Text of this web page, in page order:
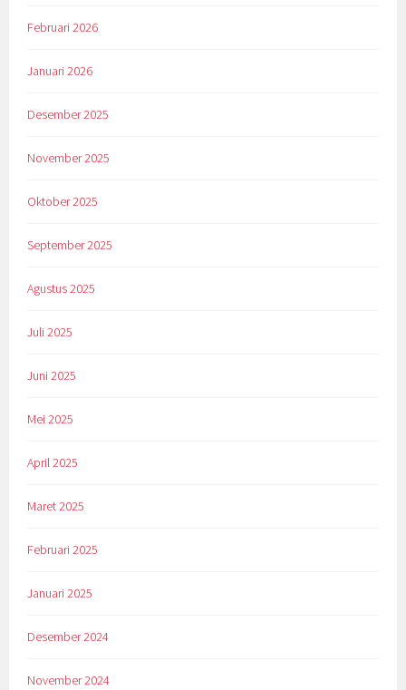
Februari 2026
Januari 2026
Desember 2025
November 2025
Oktober 2025
September 2025
Agustus 2025
Juli 2025
Juni 2025
Mei 2025
April 2025
Maret 2025
Februari 2025
Januari 2025
Desember 2024
November 2024